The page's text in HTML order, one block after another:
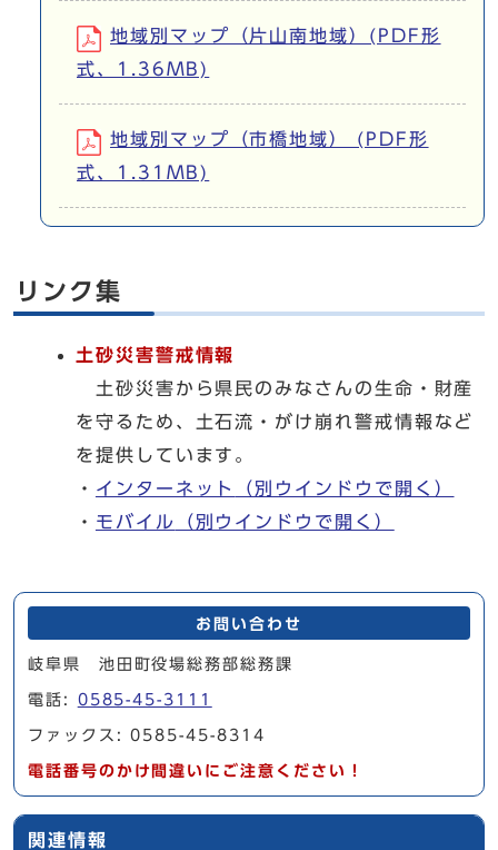
地域別マップ（片山南地域）(PDF形
式、1.36MB)
地域別マップ（市橋地域） (PDF形
式、1.31MB)
リンク集
土砂災害警戒情報
土砂災害から県民のみなさんの生命・財産
を守るため、土石流・がけ崩れ警戒情報など
を提供しています。
・ インターネット
（別ウインドウで開く）
・ モバイル （別ウインドウで開く）
お問い合わせ
岐阜県 池田町役場総務部総務課
電話: 0585-45-3111
ファックス: 0585-45-8314
電話番号のかけ間違いにご注意ください！
関連情報